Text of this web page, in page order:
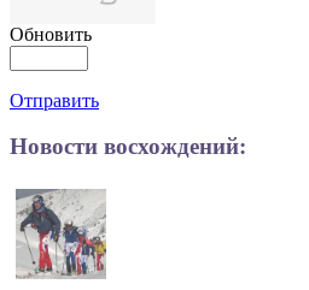
Обновить
Отправить
Новости восхождений: